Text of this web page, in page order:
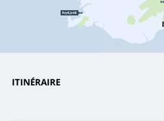
ITINÉRAIRE